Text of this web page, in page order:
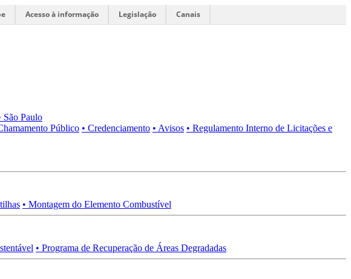
Acesso à informação Legislação Canais
São Paulo
Público • Credenciamento • Avisos • Regulamento Interno de Licitações e
• Montagem do Elemento Combustível
• Programa de Recuperação de Áreas Degradadas